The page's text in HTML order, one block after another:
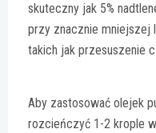
skuteczny jak 5%
przy znacznie mniejszej
takich jak przesuszenie
Aby zastosować olejek
rozcieńczyć 1-2 krople